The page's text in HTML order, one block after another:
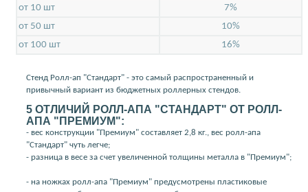
от 10 шт
7%
от 50 шт
10%
от 100 шт
16%
Стенд Ролл-ап "Стандарт" - это самый распространенный и
привычный вариант из бюджетных роллерных стендов.
5 ОТЛИЧИЙ РОЛЛ-АПА "СТАНДАРТ" ОТ РОЛЛ-
АПА "ПРЕМИУМ":
- вес конструкции "Премиум" составляет 2,8 кг., вес ролл-апа
"Стандарт" чуть легче;
- разница в весе за счет увеличенной толщины металла в "Премиум";
- на ножках ролл-апа "Премиум" предусмотрены пластиковые